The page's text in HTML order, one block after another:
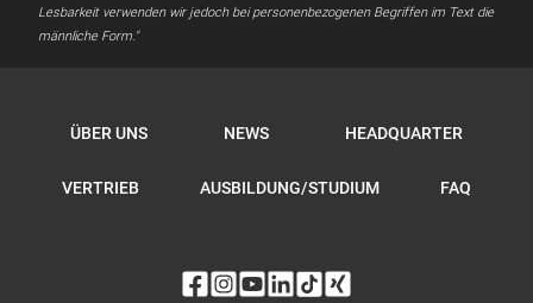
Lesbarkeit verwenden wir jedoch bei personenbezogenen Begriffen im Text die
männliche Form."
ÜBER UNS NEWS HEADQUARTER
VERTRIEB AUSBILDUNG/STUDIUM FAQ